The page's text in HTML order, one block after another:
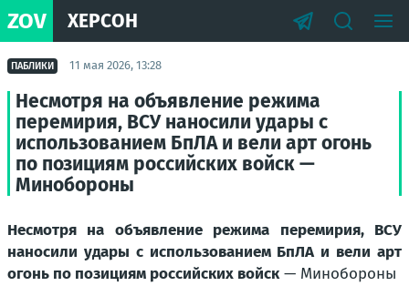
ZOV ХЕРСОН
ПАБЛИКИ 11 мая 2026, 13:28
Несмотря на объявление режима
перемирия, ВСУ наносили удары с
использованием БпЛА и вели арт огонь
по позициям российских войск —
Минобороны
Несмотря на объявление режима перемирия, ВСУ
наносили удары с использованием БпЛА и вели арт
огонь по позициям российских войск— Минобороны